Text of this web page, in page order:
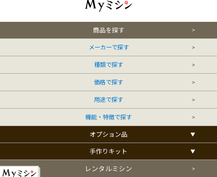
商品を探す
メーカーで探す
種類で探す
価格で探す
用途で探す
機能・特徴で探す
オプション品
手作りキット
レンタルミシン